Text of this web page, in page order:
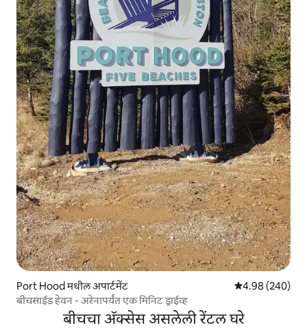
Port Hood मधील अपार्टमेंट 5 पैकी 4.98
4.98 (240)
बीचसाईड हेवन - अरेनापर्यंत एक मिनिट ड्राईव्ह
बीचचा ॲक्सेस असलेली रेंटल घरे